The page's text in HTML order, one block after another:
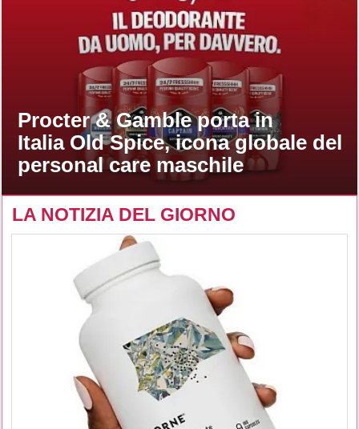
Procter & Gamble porta in
Italia Old Spice, icona globale del
personal care maschile
LA NOTIZIA DEL GIORNO